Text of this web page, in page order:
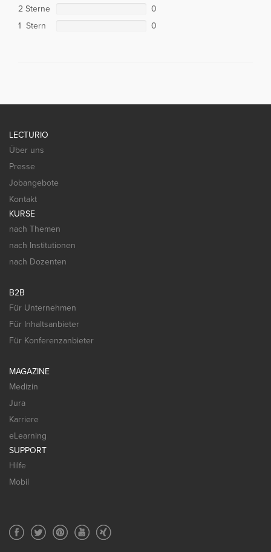
2 Sterne
0
1 Stern
0
LECTURIO
Über uns
Presse
Jobangebote
Kontakt
KURSE
nach Themen
nach Institutionen
nach Dozenten
B2B
Für Unternehmen
Für Inhaltsanbieter
Für Konferenzanbieter
MAGAZINE
Medizin
Jura
Karriere
eLearning
SUPPORT
Hilfe
Mobil